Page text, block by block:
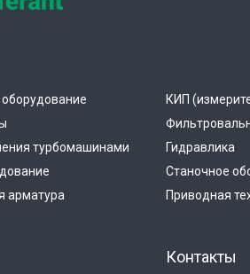
турбомашинами
арматура
КИП
Гидравлика
Станочное
Приводная
Контакты